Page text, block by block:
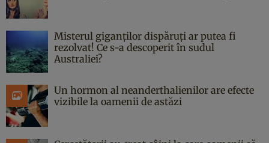
Misterul giganților dispăruți ar putea fi
rezolvat! Ce s-a descoperit în sudul
Australiei?
Un hormon al neanderthalienilor are efecte
vizibile la oamenii de astăzi